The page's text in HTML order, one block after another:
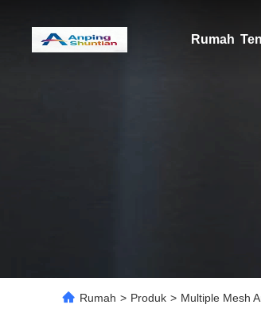
Rumah
Rumah > Produk > Multiple Mesh